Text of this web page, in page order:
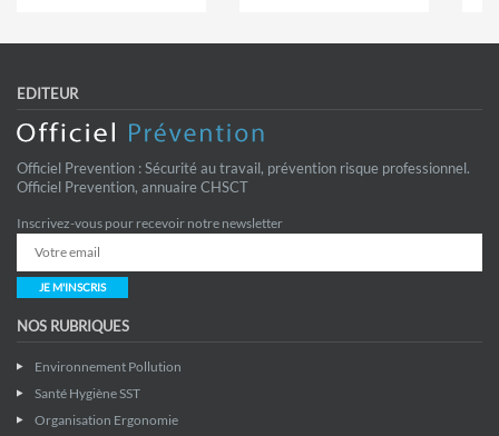
EDITEUR
Officiel Prevention : Sécurité au travail, prévention risque professionnel.
Officiel Prevention, annuaire CHSCT
Inscrivez-vous pour recevoir notre newsletter
JE M'INSCRIS
NOS RUBRIQUES
Environnement Pollution
Santé Hygiène SST
Organisation Ergonomie